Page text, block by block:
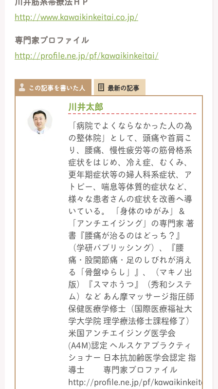
http://www.kawaikinkeitai.co.jp/
専門家プロファイル
http://profile.ne.jp/pf/kawaikinkeitai/
この記事を書いた人 最新の記事
川井太郎
「病院でよくならなかった人の為
の整体院」として、頭痛や首肩こ
り、腰痛、慢性疲労等の筋骨格系
症状をはじめ、冷え症、むくみ、
更年期症状等の婦人科系症状、ア
トピー、喘息等体質的症状など、
様々な患者さんの症状を改善へ導
いている。 「身体のゆがみ」＆
「アンチエイジング」の専門家 著
書『腰痛が治るのはどっち？』
（学研パブリッシング）、『腰
痛・股関節痛・足のしびれが消え
る「骨盤ゆらし」』、（マキノ出
版）『スマホうつ』（秀和システ
ム）など あん摩マッサージ指圧師
保健医療学修士（国際医療福祉大
学大学院 理学療法修士課程修了）
米国アンチエイジング医学会
(A4M)認定 ヘルスケアプラクティ
ショナー 日本抗加齢医学会認定 指
導士 専門家プロファイル
http://profile.ne.jp/pf/kawaikinkeitai/